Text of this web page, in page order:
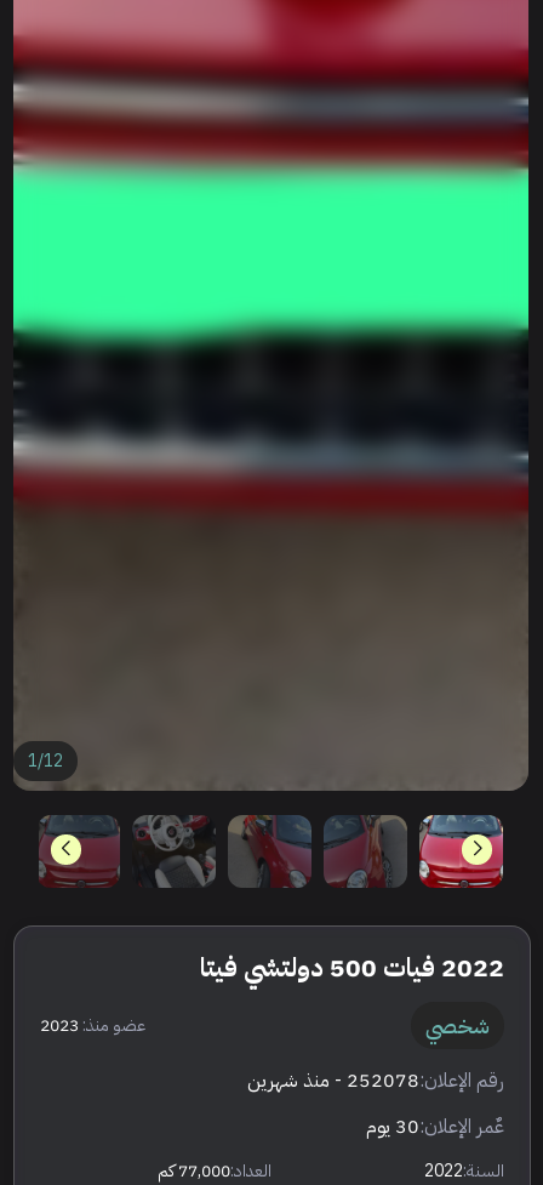
1/12
2022 فيات 500 دولتشي فيتا
شخصي عضو منذ: 2023
رقم الإعلان:252078 - منذ شهرين
عٌمر الإعلان:30 يوم
السنة:2022 العداد:77,000 كم